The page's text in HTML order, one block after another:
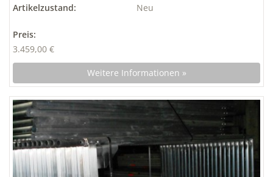
Artikelzustand:
Neu
Preis:
3.459,00 €
Weitere Informationen »